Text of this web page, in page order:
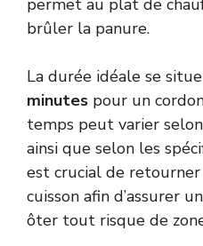
permet au plat de
brûler la panure.
La durée idéale se
minutes pour un
temps peut varier
ainsi que selon les
est crucial de
cuisson afin d’assurer
ôter tout risque de